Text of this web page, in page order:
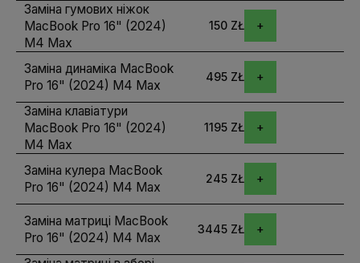
Заміна гумових ніжок
MacBook Pro 16" (2024)
M4 Max
150 ZŁ
Заміна динаміка MacBook
Pro 16" (2024) M4 Max
495 ZŁ
Заміна клавіатури
MacBook Pro 16" (2024)
M4 Max
1195 ZŁ
Заміна кулера MacBook
Pro 16" (2024) M4 Max
245 ZŁ
Заміна матриці MacBook
Pro 16" (2024) M4 Max
3445 ZŁ